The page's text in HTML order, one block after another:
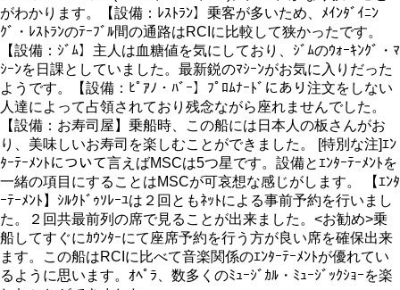
がわかります。【設備：ﾚｽﾄﾗﾝ】乗客が多いため、ﾒｲﾝﾀﾞｲﾆﾝ
ｸﾞ・ﾚｽﾄﾗﾝのﾃｰﾌﾞﾙ間の通路はRCIに比較して狭かったです。
【設備：ｼﾞﾑ】主人は血糖値を気にしており、ｼﾞﾑのｳｫｰｷﾝｸﾞ・ﾏ
ｼｰﾝを日課としていました。最新鋭のﾏｼｰﾝがお気に入りだった
ようです。【設備：ﾋﾟｱﾉ・ﾊﾞｰ】ﾌﾟﾛﾑﾅｰﾄﾞにあり注文をしない
人達によって占領されており残念ながら座れませんでした。
【設備：お寿司屋】乗船時、この船には日本人の板さんがお
り、美味しいお寿司を楽しむことができました。 [特別な注]ｴﾝ
ﾀｰﾃｰﾒﾝﾄについて言えばMSCは5つ星です。設備とｴﾝﾀｰﾃｰﾒﾝﾄを
一緒の項目にすることはMSCが可哀想な感じがします。 【ｴﾝﾀ
ｰﾃｰﾒﾝﾄ】ｼﾙｸﾄﾞｩｿﾚｰﾕは２回ともﾈｯﾄによる事前予約を行いまし
た。２回共最前列の席で見ることが出来ました。<お勧め>乗
船してすぐにｶｳﾝﾀｰにて座席予約を行う方が良い席を確保出来
ます。この船はRCIに比べて音楽関係のｴﾝﾀｰﾃｰﾒﾝﾄが優れてい
るように思います。ｵﾍﾟﾗ、数多くのﾐｭｰｼﾞｶﾙ・ﾐｭｰｼﾞｯｸｼｮｰを楽